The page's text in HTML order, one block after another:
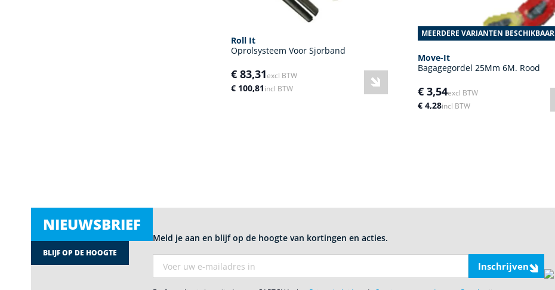
Roll It
Oprolsysteem Voor Sjorband
€ 83,31excl BTW
€ 100,81incl BTW
MEERDERE VARIANTEN BESCHIKBAAR
Move-It
Bagagegordel 25Mm 6M. Rood
€ 3,54excl BTW
€ 4,28incl BTW
NIEUWSBRIEF
BLIJF OP DE HOOGTE
Meld je aan en blijf op de hoogte van kortingen en acties.
Inschrijven